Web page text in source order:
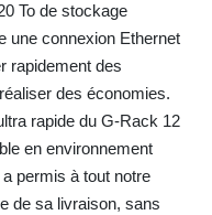
To de stockage
une connexion Ethernet
rapidement des
des économies.
rapide du G-Rack 12
en environnement
permis à tout notre
de sa livraison, sans